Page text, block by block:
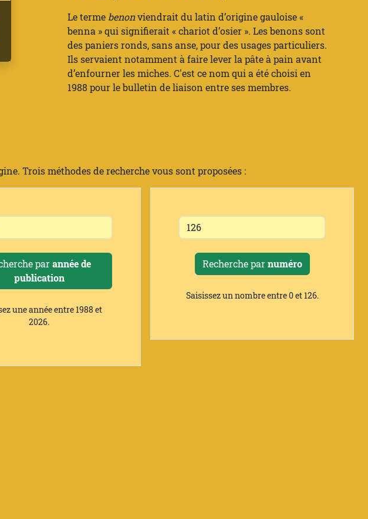
Le terme benonviendrait du latin d’origine gauloise «
benna » qui signifierait « chariot d’osier ». Les benons sont
des paniers ronds, sans anse, pour des usages particuliers.
Ils servaient notamment à faire lever la pâte à pain avant
d’enfourner les miches. C'est ce nom qui a été choisi en
1988 pour le bulletin de liaison entre ses membres.
Trois méthodes de recherche vous sont proposées :
parannée de
publication
une année entre 1988 et
2026.
Recherche parnuméro
Saisissez un nombre entre 0 et 126.